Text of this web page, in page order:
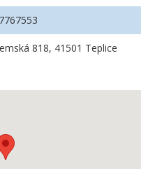
818, 41501 Teplice